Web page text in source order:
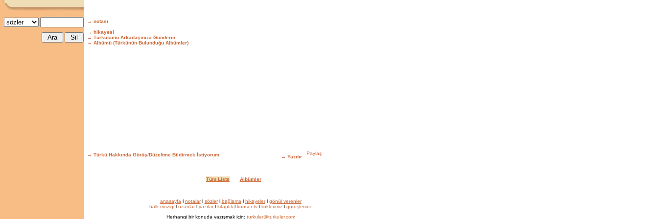
→ notası
→ hikayesi
→ Türküsünü Arkadaşınıza Gönderin
→ Albümü (Türkünün Bulunduğu Albümler)
→ Türkü Hakkında Görüş/Düzeltme Bildirmek İstiyorum → Yazdır
Tüm Liste Albümler
anasayfa l notalarl sözlerl bağlama l hikayelerl gönül verenler
halk müziği l ozanlarl yazılarl kitaplık l konser-tv l linklerimiz l görüşleriniz
Herhangi bir konuda yazışmak için: turkuler@turkuler.com